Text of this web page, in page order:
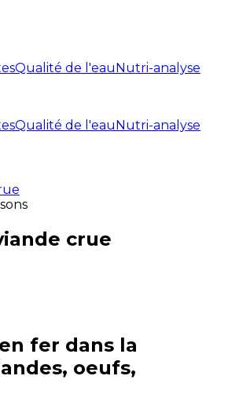
Qualité de l'eauNutri-analyse
Qualité de l'eauNutri-analyse
crue
fer dans la
oeufs,